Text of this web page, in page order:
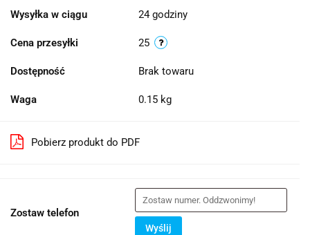
Wysyłka w ciągu 24 godziny
Cena przesyłki 25
Dostępność Brak towaru
Waga 0.15 kg
Pobierz produkt do PDF
Zostaw telefon
Wyślij